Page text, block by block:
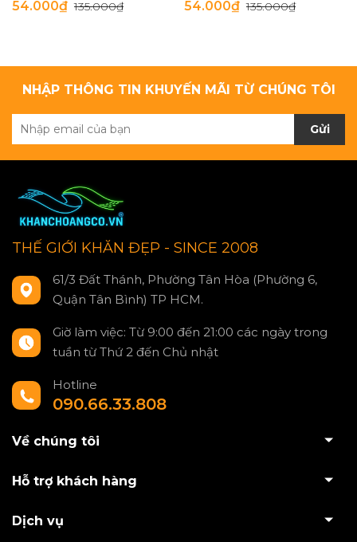
54.000₫135.000₫ 54.000₫135.000₫
NHẬP THÔNG TIN KHUYẾN MÃI TỪ CHÚNG TÔI
Gửi
THẾ GIỚI KHĂN ĐẸP - SINCE 2008
61/3 Đất Thánh, Phường Tân Hòa (Phường 6,
Quận Tân Bình) TP HCM.
Giờ làm việc: Từ 9:00 đến 21:00 các ngày trong
tuần từ Thứ 2 đến Chủ nhật
Hotline
090.66.33.808
Về chúng tôi
Hỗ trợ khách hàng
Dịch vụ